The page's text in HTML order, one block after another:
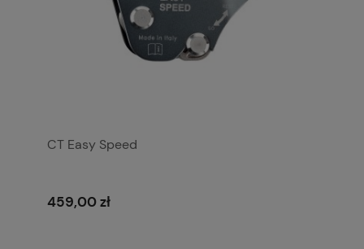
CT Easy Speed
459,00 zł